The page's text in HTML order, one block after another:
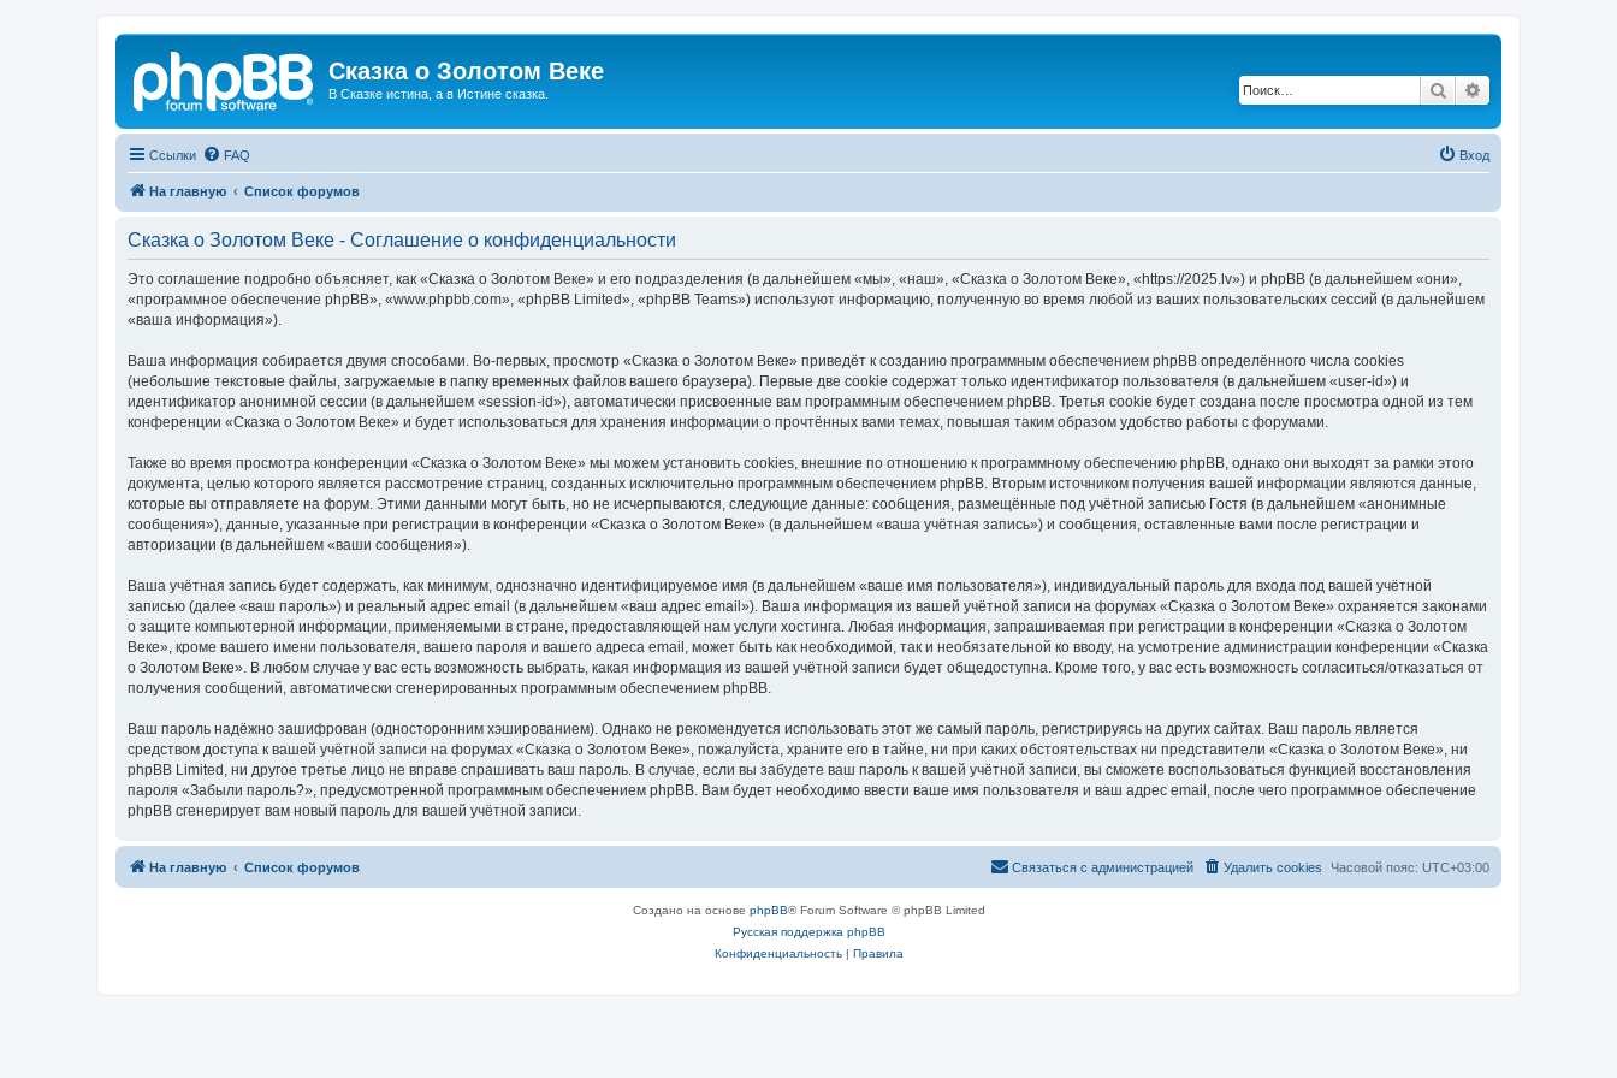
Сказка о Золотом Веке
В Сказке истина, а в Истине сказка. Поиск
Ссылки FAQ Вход
На главную Список форумов
Сказка о Золотом Веке - Соглашение о конфиденциальности
Это соглашение подробно объясняет, как «Сказка о Золотом Веке» и его подразделения (в дальнейшем «мы», «наш», «Сказка о Золотом Веке», «https://2025.lv») и phpBB (в дальнейшем «они»,
«программное обеспечение phpBB», «www.phpbb.com», «phpBB Limited», «phpBB Teams») используют информацию, полученную во время любой из ваших пользовательских сессий (в дальнейшем
«ваша информация»).
Ваша информация собирается двумя способами. Во-первых, просмотр «Сказка о Золотом Веке» приведёт к созданию программным обеспечением phpBB определённого числа cookies
(небольшие текстовые файлы, загружаемые в папку временных файлов вашего браузера). Первые две cookie содержат только идентификатор пользователя (в дальнейшем «user-id») и
идентификатор анонимной сессии (в дальнейшем «session-id»), автоматически присвоенные вам программным обеспечением phpBB. Третья cookie будет создана после просмотра одной из тем
конференции «Сказка о Золотом Веке» и будет использоваться для хранения информации о прочтённых вами темах, повышая таким образом удобство работы с форумами.
Также во время просмотра конференции «Сказка о Золотом Веке» мы можем установить cookies, внешние по отношению к программному обеспечению phpBB, однако они выходят за рамки этого
документа, целью которого является рассмотрение страниц, созданных исключительно программным обеспечением phpBB. Вторым источником получения вашей информации являются данные,
которые вы отправляете на форум. Этими данными могут быть, но не исчерпываются, следующие данные: сообщения, размещённые под учётной записью Гостя (в дальнейшем «анонимные
сообщения»), данные, указанные при регистрации в конференции «Сказка о Золотом Веке» (в дальнейшем «ваша учётная запись») и сообщения, оставленные вами после регистрации и
авторизации (в дальнейшем «ваши сообщения»).
Ваша учётная запись будет содержать, как минимум, однозначно идентифицируемое имя (в дальнейшем «ваше имя пользователя»), индивидуальный пароль для входа под вашей учётной
записью (далее «ваш пароль») и реальный адрес email (в дальнейшем «ваш адрес email»). Ваша информация из вашей учётной записи на форумах «Сказка о Золотом Веке» охраняется законами
о защите компьютерной информации, применяемыми в стране, предоставляющей нам услуги хостинга. Любая информация, запрашиваемая при регистрации в конференции «Сказка о Золотом
Веке», кроме вашего имени пользователя, вашего пароля и вашего адреса email, может быть как необходимой, так и необязательной ко вводу, на усмотрение администрации конференции «Сказка
о Золотом Веке». В любом случае у вас есть возможность выбрать, какая информация из вашей учётной записи будет общедоступна. Кроме того, у вас есть возможность согласиться/отказаться от
получения сообщений, автоматически сгенерированных программным обеспечением phpBB.
Ваш пароль надёжно зашифрован (односторонним хэшированием). Однако не рекомендуется использовать этот же самый пароль, регистрируясь на других сайтах. Ваш пароль является
средством доступа к вашей учётной записи на форумах «Сказка о Золотом Веке», пожалуйста, храните его в тайне, ни при каких обстоятельствах ни представители «Сказка о Золотом Веке», ни
phpBB Limited, ни другое третье лицо не вправе спрашивать ваш пароль. В случае, если вы забудете ваш пароль к вашей учётной записи, вы сможете воспользоваться функцией восстановления
пароля «Забыли пароль?», предусмотренной программным обеспечением phpBB. Вам будет необходимо ввести ваше имя пользователя и ваш адрес email, после чего программное обеспечение
phpBB сгенерирует вам новый пароль для вашей учётной записи.
На главную Список форумов Часовой пояс: UTC+03:00
Удалить cookies
Связаться с администрацией
Создано на основе phpBB® Forum Software © phpBB Limited
Русская поддержка phpBB
Конфиденциальность| Правила